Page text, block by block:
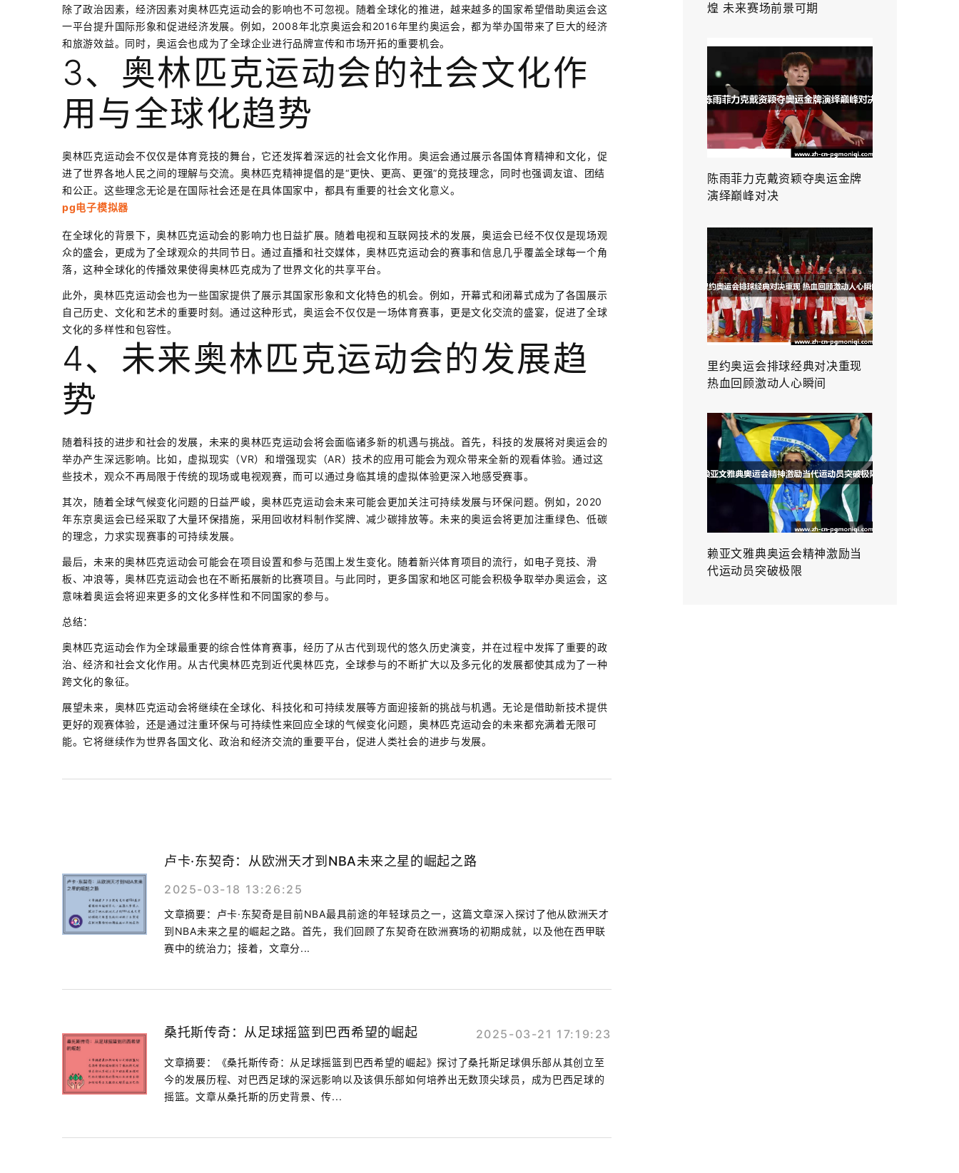
除了政治因素，经济因素对奥林匹克运动会的影响也不可忽视。随着全球化的推进，越来越多的国家希望借助奥运会这
一平台提升国际形象和促进经济发展。例如，2008年北京奥运会和2016年里约奥运会，都为举办国带来了巨大的经济
和旅游效益。同时，奥运会也成为了全球企业进行品牌宣传和市场开拓的重要机会。
3、奥林匹克运动会的社会文化作
用与全球化趋势
奥林匹克运动会不仅仅是体育竞技的舞台，它还发挥着深远的社会文化作用。奥运会通过展示各国体育精神和文化，促
进了世界各地人民之间的理解与交流。奥林匹克精神提倡的是“更快、更高、更强”的竞技理念，同时也强调友谊、团结
和公正。这些理念无论是在国际社会还是在具体国家中，都具有重要的社会文化意义。
pg电子模拟器
在全球化的背景下，奥林匹克运动会的影响力也日益扩展。随着电视和互联网技术的发展，奥运会已经不仅仅是现场观
众的盛会，更成为了全球观众的共同节日。通过直播和社交媒体，奥林匹克运动会的赛事和信息几乎覆盖全球每一个角
落，这种全球化的传播效果使得奥林匹克成为了世界文化的共享平台。
此外，奥林匹克运动会也为一些国家提供了展示其国家形象和文化特色的机会。例如，开幕式和闭幕式成为了各国展示
自己历史、文化和艺术的重要时刻。通过这种形式，奥运会不仅仅是一场体育赛事，更是文化交流的盛宴，促进了全球
文化的多样性和包容性。
4、未来奥林匹克运动会的发展趋
势
随着科技的进步和社会的发展，未来的奥林匹克运动会将会面临诸多新的机遇与挑战。首先，科技的发展将对奥运会的
举办产生深远影响。比如，虚拟现实（VR）和增强现实（AR）技术的应用可能会为观众带来全新的观看体验。通过这
些技术，观众不再局限于传统的现场或电视观赛，而可以通过身临其境的虚拟体验更深入地感受赛事。
其次，随着全球气候变化问题的日益严峻，奥林匹克运动会未来可能会更加关注可持续发展与环保问题。例如，2020
年东京奥运会已经采取了大量环保措施，采用回收材料制作奖牌、减少碳排放等。未来的奥运会将更加注重绿色、低碳
的理念，力求实现赛事的可持续发展。
最后，未来的奥林匹克运动会可能会在项目设置和参与范围上发生变化。随着新兴体育项目的流行，如电子竞技、滑
板、冲浪等，奥林匹克运动会也在不断拓展新的比赛项目。与此同时，更多国家和地区可能会积极争取举办奥运会，这
意味着奥运会将迎来更多的文化多样性和不同国家的参与。
总结：
奥林匹克运动会作为全球最重要的综合性体育赛事，经历了从古代到现代的悠久历史演变，并在过程中发挥了重要的政
治、经济和社会文化作用。从古代奥林匹克到近代奥林匹克，全球参与的不断扩大以及多元化的发展都使其成为了一种
跨文化的象征。
展望未来，奥林匹克运动会将继续在全球化、科技化和可持续发展等方面迎接新的挑战与机遇。无论是借助新技术提供
更好的观赛体验，还是通过注重环保与可持续性来回应全球的气候变化问题，奥林匹克运动会的未来都充满着无限可
能。它将继续作为世界各国文化、政治和经济交流的重要平台，促进人类社会的进步与发展。
卢卡·东契奇：从欧洲天才到NBA未来之星的崛起之路
2025-03-18 13:26:25
文章摘要：卢卡·东契奇是目前NBA最具前途的年轻球员之一，这篇文章深入探讨了他从欧洲天才
到NBA未来之星的崛起之路。首先，我们回顾了东契奇在欧洲赛场的初期成就，以及他在西甲联
赛中的统治力；接着，文章分...
桑托斯传奇：从足球摇篮到巴西希望的崛起 2025-03-21 17:19:23
文章摘要：《桑托斯传奇：从足球摇篮到巴西希望的崛起》探讨了桑托斯足球俱乐部从其创立至
今的发展历程、对巴西足球的深远影响以及该俱乐部如何培养出无数顶尖球员，成为巴西足球的
摇篮。文章从桑托斯的历史背景、传...
煌 未来赛场前景可期
陈雨菲力克戴资颖夺奥运金牌
演绎巅峰对决
里约奥运会排球经典对决重现
热血回顾激动人心瞬间
赖亚文雅典奥运会精神激励当
代运动员突破极限